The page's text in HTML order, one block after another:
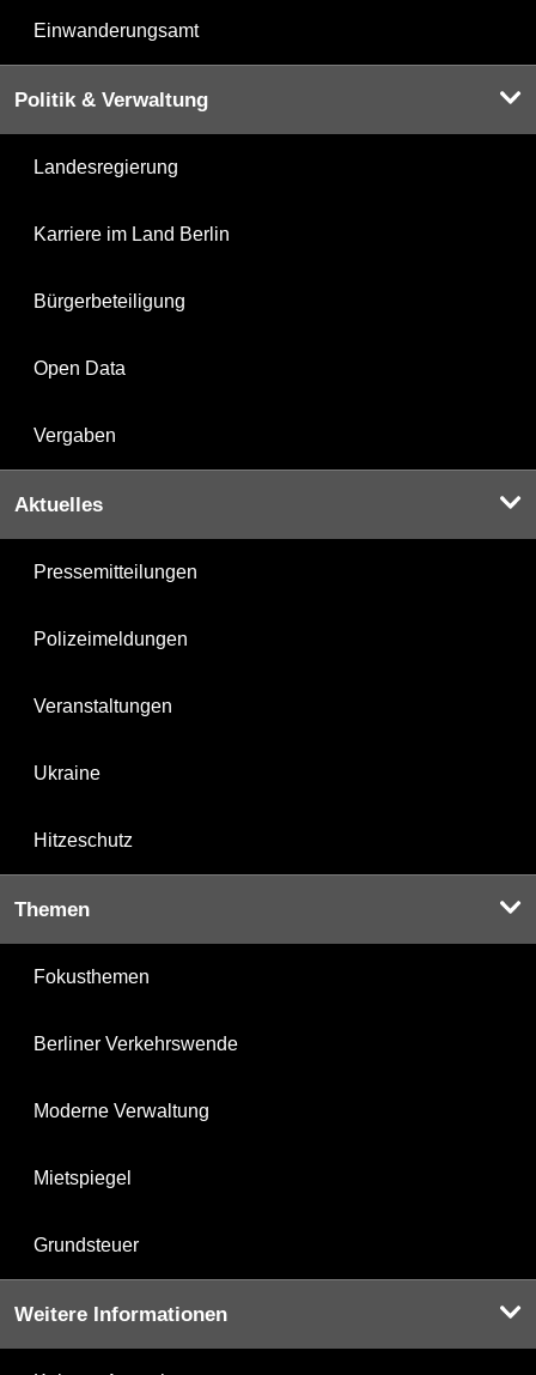
Einwanderungsamt
Politik & Verwaltung
Landesregierung
Karriere im Land Berlin
Bürgerbeteiligung
Open Data
Vergaben
Aktuelles
Pressemitteilungen
Polizeimeldungen
Veranstaltungen
Ukraine
Hitzeschutz
Themen
Fokusthemen
Berliner Verkehrswende
Moderne Verwaltung
Mietspiegel
Grundsteuer
Weitere Informationen